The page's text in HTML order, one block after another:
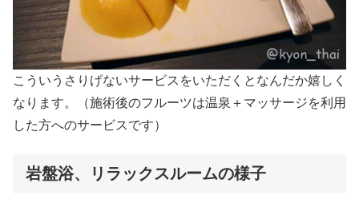
こういうさりげないサービスをいただくとなんだか嬉しく
なります。（施術後のフルーツは温泉＋マッサージを利用
した方へのサービスです）
岩盤浴、リラックスルームの様子